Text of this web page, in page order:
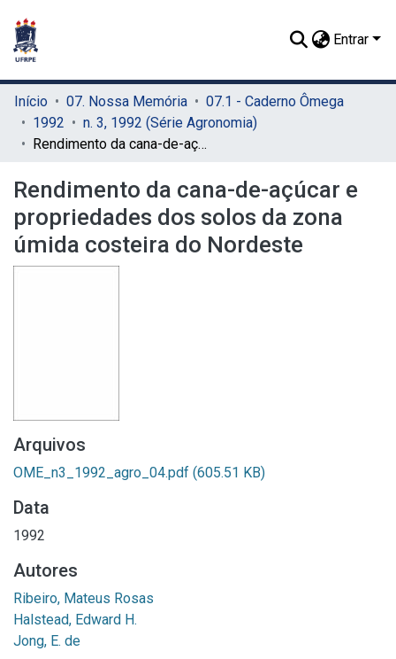
Entrar
Início 07. Nossa Memória
07.1 - Caderno Ômega
1992
n. 3, 1992 (Série Agronomia)
Rendimento da cana-de-açúcar e propriedades dos solos da zona úmida costeira do Nordeste
Rendimento da cana-de-açúcar e
propriedades dos solos da zona
úmida costeira do Nordeste
Arquivos
OME_n3_1992_agro_04.pdf (605.51 KB)
Data
1992
Autores
Ribeiro, Mateus Rosas
Halstead, Edward H.
Jong, E. de